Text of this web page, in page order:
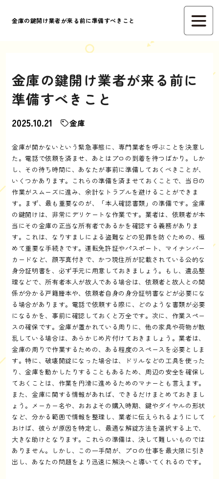
金庫の鍵開け業者が来る前に準備すべきこと
金庫の鍵開け業者が来る前に
準備すべきこと
2025.10.21 金庫
金庫が開かないという緊急事態に、専門業者を呼ぶことを決意し
た。電話で依頼を済ませ、あとはプロの到着を待つばかり。しか
し、その待ち時間に、あなたが事前に準備しておくべきことが、
いくつかあります。これらの準備を済ませておくことで、当日の
作業がスムーズに進み、余計なトラブルを避けることができま
す。まず、最も重要なのが、「本人確認書類」の準備です。金庫
の鍵開けは、非常にデリケートな作業です。業者は、依頼者が本
当にその金庫の正当な所有者であるかを確認する義務がありま
す。これは、なりすましによる盗難などの犯罪を防ぐための、極
めて重要な手続きです。運転免許証やパスポート、マイナンバー
カードなど、顔写真付きで、かつ現住所が記載されている公的な
身分証明書を、必ず手元に用意しておきましょう。もし、遺品整
理などで、所有者本人が故人である場合は、依頼者と故人との関
係が分かる戸籍謄本や、依頼者自身の身分証明書などが必要にな
る場合があります。電話で依頼する際に、どのような書類が必要
になるかを、事前に確認しておくと万全です。次に、作業スペー
スの確保です。金庫が置かれている周りに、他の家具や荷物が散
乱している場合は、あらかじめ片付けておきましょう。業者は、
金庫の周りで作業するための、ある程度のスペースを必要としま
す。特に、破壊開錠になった場合は、ドリルなどの工具を使った
り、金庫を動かしたりすることもあるため、周辺の安全を確保し
ておくことは、作業を円滑に進めるためのマナーとも言えます。
また、金庫に関する情報があれば、できるだけまとめておきまし
ょう。メーカー名や、おおよその購入時期、鍵やダイヤルの形状
など、分かる範囲で情報を整理し、業者に伝えられるようにして
おけば、彼らが原因を特定し、最適な解錠方法を選択する上で、
大きな助けとなります。これらの準備は、決して難しいものでは
ありません。しかし、この一手間が、プロの仕事を最大限に引き
出し、あなたの問題をより迅速に解決へと導いてくれるのです。